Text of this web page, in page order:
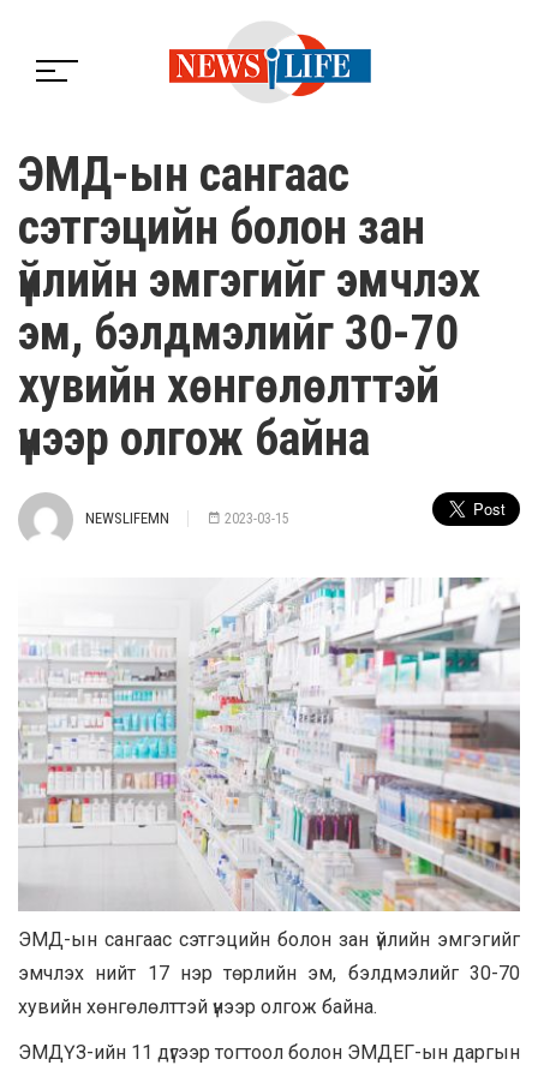
ЭМД-ын сангаас
сэтгэцийн болон зан
үйлийн эмгэгийг эмчлэх
эм, бэлдмэлийг 30-70
хувийн хөнгөлөлттэй
үнээр олгож байна
NEWSLIFEMN 2023-03-15
ЭМД-ын сангаас сэтгэцийн болон зан үйлийн эмгэгийг
эмчлэх нийт 17 нэр төрлийн эм, бэлдмэлийг 30-70
хувийн хөнгөлөлттэй үнээр олгож байна.
ЭМДҮЗ-ийн 11 дүгээр тогтоол болон ЭМДЕГ-ын даргын